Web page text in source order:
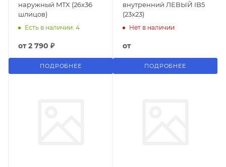
наружный MTX (26x36
шлицов)
Есть в наличии: 4
от2 790 ₽
ПОДРОБНЕЕ
внутренний ЛЕВЫЙ IB5
(23x23)
Нет в наличии
от
ПОДРОБНЕЕ